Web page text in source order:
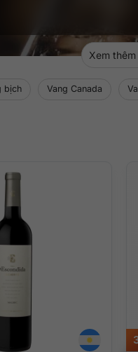
Xem thêm
bịch Vang Canada